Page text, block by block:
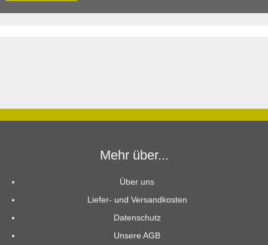
Mehr über...
Über uns
Liefer- und Versandkosten
Datenschutz
Unsere AGB